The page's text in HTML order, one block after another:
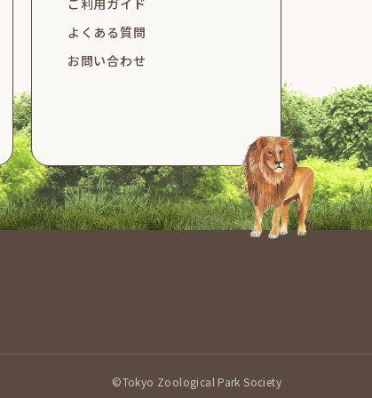
よくある質問
お問い合わせ
©Tokyo Zoological Park Society